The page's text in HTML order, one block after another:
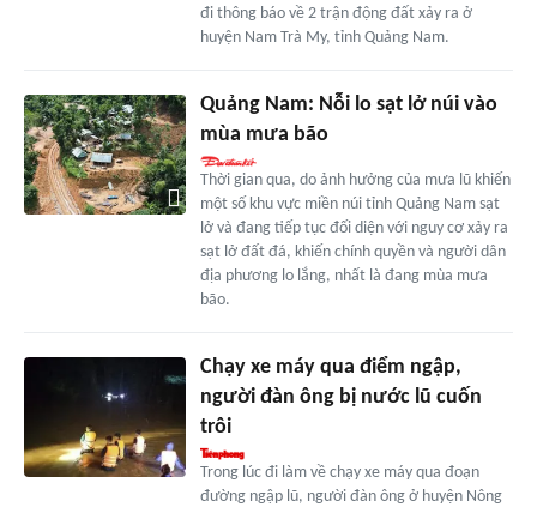
đi thông báo về 2 trận động đất xảy ra ở
huyện Nam Trà My, tỉnh Quảng Nam.
Quảng Nam: Nỗi lo sạt lở núi vào
mùa mưa bão
Thời gian qua, do ảnh hưởng của mưa lũ khiến
một số khu vực miền núi tỉnh Quảng Nam sạt
lở và đang tiếp tục đối diện với nguy cơ xảy ra
sạt lở đất đá, khiến chính quyền và người dân
địa phương lo lắng, nhất là đang mùa mưa
bão.
Chạy xe máy qua điểm ngập,
người đàn ông bị nước lũ cuốn
trôi
Trong lúc đi làm về chạy xe máy qua đoạn
đường ngập lũ, người đàn ông ở huyện Nông